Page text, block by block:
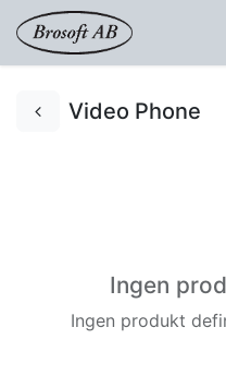
Video Phone
Ingen
Ingen produkt